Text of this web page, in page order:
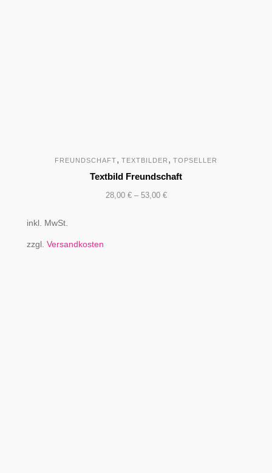
FREUNDSCHAFT, TEXTBILDER , TOPSELLER
Textbild Freundschaft
28,00 €– 53,00 €
inkl. MwSt.
zzgl. Versandkosten